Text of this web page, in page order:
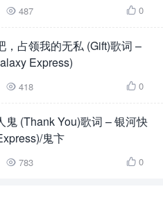
 487  0
，占领我的无私 (Gift)歌词 –
Express)
 418  0
鬼 (Thank You)歌词 – 银河快
鬼卞
 783  0